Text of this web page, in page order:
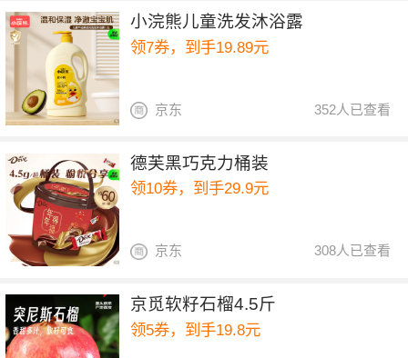
小浣熊儿童洗发沐浴露
领7券，到手19.89元
352人已查看
京东
德芙黑巧克力桶装
领10券，到手29.9元
308人已查看
京东
京觅软籽石榴4.5斤
领5券，到手19.8元